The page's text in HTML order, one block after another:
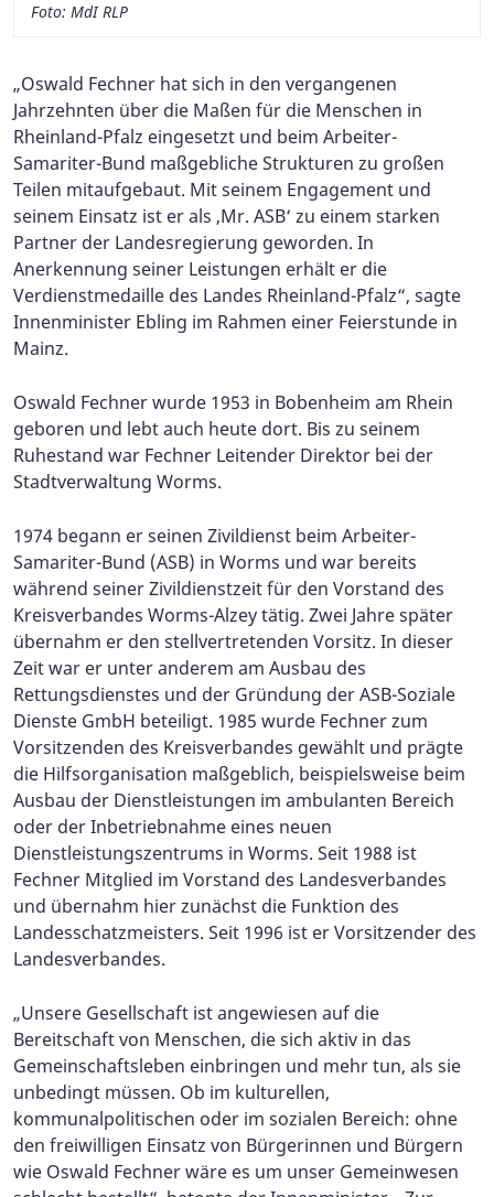
Foto: MdI RLP
„Oswald Fechner hat sich in den vergangenen
Jahrzehnten über die Maßen für die Menschen in
Rheinland-Pfalz eingesetzt und beim Arbeiter-
Samariter-Bund maßgebliche Strukturen zu großen
Teilen mitaufgebaut. Mit seinem Engagement und
seinem Einsatz ist er als ‚Mr. ASB‘ zu einem starken
Partner der Landesregierung geworden. In
Anerkennung seiner Leistungen erhält er die
Verdienstmedaille des Landes Rheinland-Pfalz“, sagte
Innenminister Ebling im Rahmen einer Feierstunde in
Mainz.
Oswald Fechner wurde 1953 in Bobenheim am Rhein
geboren und lebt auch heute dort. Bis zu seinem
Ruhestand war Fechner Leitender Direktor bei der
Stadtverwaltung Worms.
1974 begann er seinen Zivildienst beim Arbeiter-
Samariter-Bund (ASB) in Worms und war bereits
während seiner Zivildienstzeit für den Vorstand des
Kreisverbandes Worms-Alzey tätig. Zwei Jahre später
übernahm er den stellvertretenden Vorsitz. In dieser
Zeit war er unter anderem am Ausbau des
Rettungsdienstes und der Gründung der ASB-Soziale
Dienste GmbH beteiligt. 1985 wurde Fechner zum
Vorsitzenden des Kreisverbandes gewählt und prägte
die Hilfsorganisation maßgeblich, beispielsweise beim
Ausbau der Dienstleistungen im ambulanten Bereich
oder der Inbetriebnahme eines neuen
Dienstleistungszentrums in Worms. Seit 1988 ist
Fechner Mitglied im Vorstand des Landesverbandes
und übernahm hier zunächst die Funktion des
Landesschatzmeisters. Seit 1996 ist er Vorsitzender des
Landesverbandes.
„Unsere Gesellschaft ist angewiesen auf die
Bereitschaft von Menschen, die sich aktiv in das
Gemeinschaftsleben einbringen und mehr tun, als sie
unbedingt müssen. Ob im kulturellen,
kommunalpolitischen oder im sozialen Bereich: ohne
den freiwilligen Einsatz von Bürgerinnen und Bürgern
wie Oswald Fechner wäre es um unser Gemeinwesen